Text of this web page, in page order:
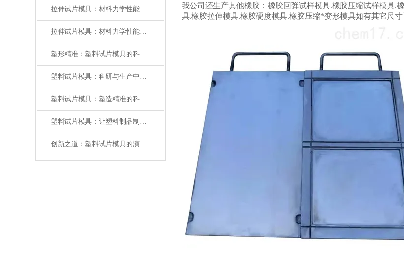
拉伸试片模具：材料力学性能测试的“标准塑造者”
拉伸试片模具：材料力学性能测试的精密基石
塑形精准：塑料试片模具的科学与应用
塑料试片模具：科研与生产中的高效工具
塑料试片模具：塑造精准的科研基石
塑料试片模具：让塑料制品制造更精准、高效的工具
创新之道：塑料试片模具的演进与应用
我公司还生产其他橡胶：橡胶回弹试样模具.橡胶压缩试样模具.
具.橡胶拉伸模具.橡胶硬度模具.橡胶压缩*变形模